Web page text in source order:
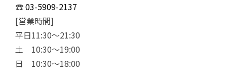
☎03-5909-2137
[営業時間]
平日11:30～21:30
土 10:30～19:00
日 10:30～18:00